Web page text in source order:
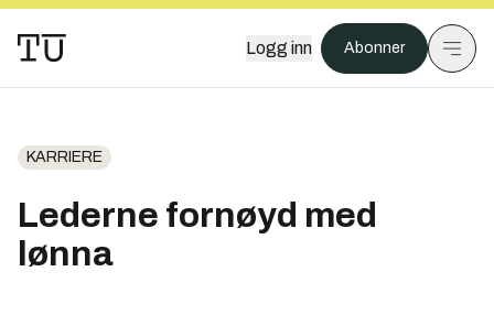
Logg inn Abonner
KARRIERE
Lederne fornøyd med
lønna